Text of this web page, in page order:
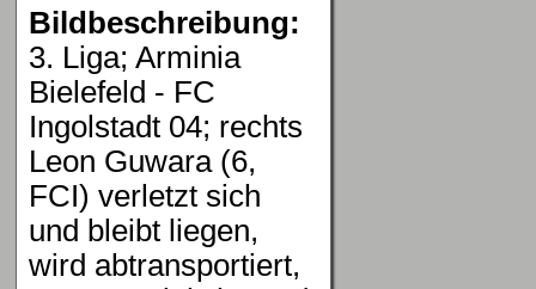
Bildbeschreibung:
3. Liga; Arminia
Bielefeld - FC
Ingolstadt 04; rechts
Leon Guwara (6,
FCI) verletzt sich
und bleibt liegen,
wird abtransportiert,